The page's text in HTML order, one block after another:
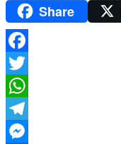
Share
Facebook
Twitter
WhatsApp
Telegram